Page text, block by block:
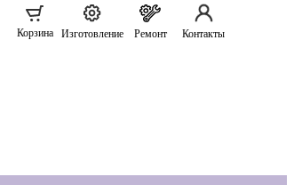
Корзина Изготовление Ремонт Контакты